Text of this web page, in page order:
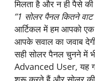
सकता है?बहुत से लोग
जिससे उन्हें न तो पूरा
होती है। अगर आप भी
वाट का होता है?” तो आप
हम आपको एकStep-
सवाल का जवाब देगी,